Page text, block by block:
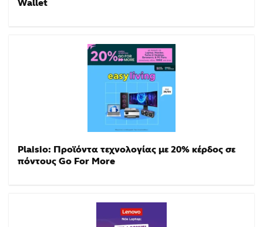
Wallet
Plaisio: Προϊόντα τεχνολογίας με 20% κέρδος σε
πόντους Go For More